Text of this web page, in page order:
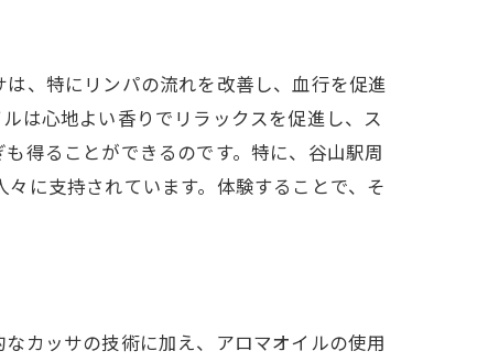
、特にリンパの流れを改善し、血行を促進
は心地よい香りでリラックスを促進し、ス
得ることができるのです。特に、谷山駅周
に支持されています。体験することで、そ
カッサの技術に加え、アロマオイルの使用